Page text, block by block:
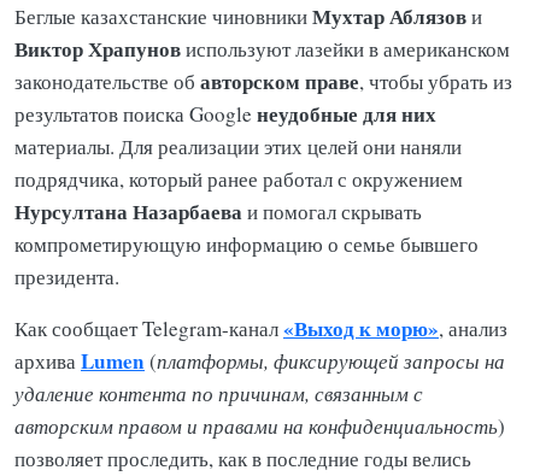
Беглые казахстанские чиновникиМухтар Аблязови
Виктор Храпуновиспользуют лазейки в американском
законодательстве об авторском праве, чтобы убрать из
результатов поиска Google неудобные для них
материалы. Для реализации этих целей они наняли
подрядчика, который ранее работал с окружением
Нурсултана Назарбаеваи помогал скрывать
компрометирующую информацию о семье бывшего
президента.
Как сообщает Telegram-канал«Выход к морю», анализ
архиваLumen (платформы, фиксирующей запросы на
удаление контента по причинам, связанным с
авторским правом и правами на конфиденциальность)
позволяет проследить, как в последние годы велись